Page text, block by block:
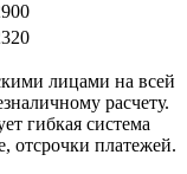
лицами на всей
расчету.
гибкая система
отсрочки платежей.